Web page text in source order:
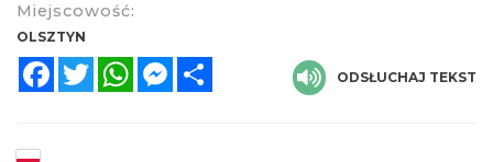
Miejscowość:
OLSZTYN
FacebookTwitterWhatsAppMessenger
ODSŁUCHAJ TEKST